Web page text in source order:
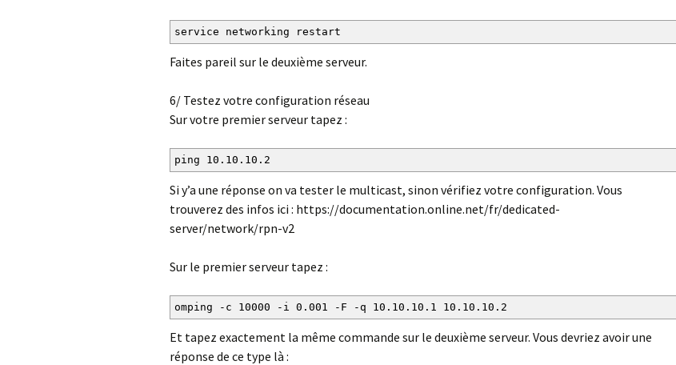
service networking restart
Faites pareil sur le deuxième serveur.
6/ Testez votre configuration réseau
Sur votre premier serveur tapez :
ping 10.10.10.2
Si y’a une réponse on va tester le multicast, sinon vérifiez votre configuration. Vous
trouverez des infos ici : https://documentation.online.net/fr/dedicated-
server/network/rpn-v2
Sur le premier serveur tapez :
omping -c 10000 -i 0.001 -F -q 10.10.10.1 10.10.10.2
Et tapez exactement la même commande sur le deuxième serveur. Vous devriez avoir une
réponse de ce type là :